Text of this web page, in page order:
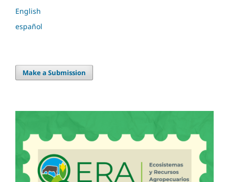
English
español
Make a Submission